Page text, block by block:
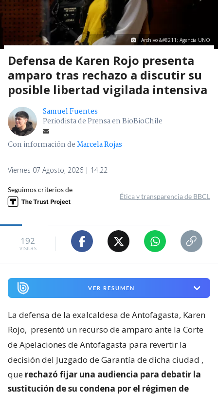
Archivo &#8211; Agencia UNO
Defensa de Karen Rojo presenta
amparo tras rechazo a discutir su
posible libertad vigilada intensiva
Samuel Fuentes
Periodista de Prensa en BioBioChile
Con información deMarcela Rojas
Viernes 07 Agosto, 2026 | 14:22
Seguimos criterios de
Ética y transparencia de BBCL
192
visitas
VER RESUMEN
La defensa de la exalcaldesa de Antofagasta, Karen
Rojo, presentó un recurso de amparo ante la Corte
de Apelaciones de Antofagasta para revertir la
decisión del Juzgado de Garantía de dicha ciudad ,
que rechazó fijar una audiencia para debatir la
sustitución de su condena por el régimen de